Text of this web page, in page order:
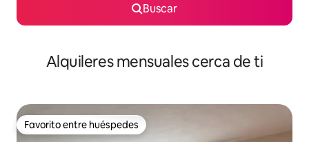
Buscar
Alquileres mensuales cerca de ti
Favorito entre huéspedes
Favorito entre huéspedes